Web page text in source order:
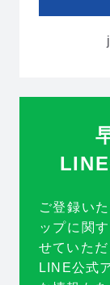
ご登録い
ップに関
せていただ
LINE公式